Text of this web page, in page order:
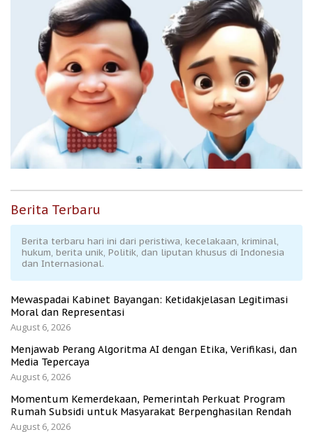
Berita Terbaru
Berita terbaru hari ini dari peristiwa, kecelakaan, kriminal,
hukum, berita unik, Politik, dan liputan khusus di Indonesia
dan Internasional.
Mewaspadai Kabinet Bayangan: Ketidakjelasan Legitimasi
Moral dan Representasi
August 6, 2026
Menjawab Perang Algoritma AI dengan Etika, Verifikasi, dan
Media Tepercaya
August 6, 2026
Momentum Kemerdekaan, Pemerintah Perkuat Program
Rumah Subsidi untuk Masyarakat Berpenghasilan Rendah
August 6, 2026